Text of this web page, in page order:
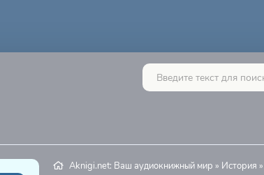
Aknigi.net: Ваш аудиокнижный мир » История